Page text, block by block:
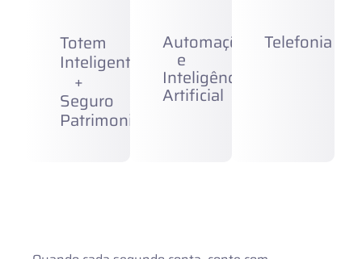
Totem
Inteligente
+
Seguro
Patrimonial
Automações
e
Inteligência
Artificial
Telefonia